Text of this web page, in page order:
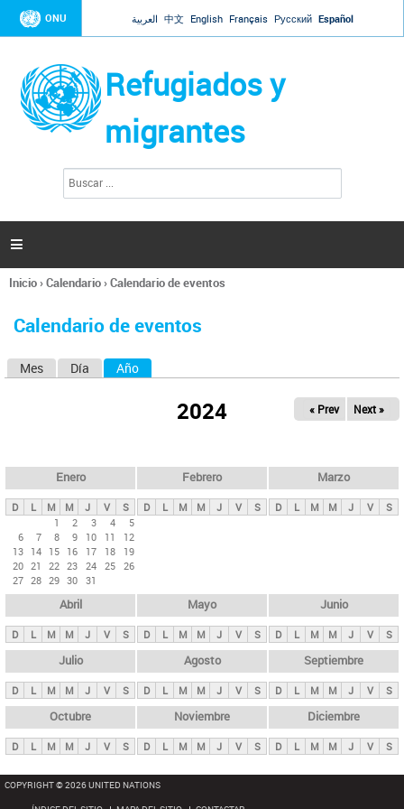
Jump to navigation
ONU العربية 中文 English Français Русский Español
Refugiados y
migrantes
l
d
s

Se
usted
Inicio›Calendario›Calendario de eventos
Calendario de eventos
s
p
n
i
p
a
l
s
Mes Día Año
2024 « Prev Next »
Enero
D L M M J V
S
1
2 3 4
5
6
7 8 9 10 11
12
13 14 15 16 17 18
19
20 21 22 23 24 25 26
27 28 29 30 31
Febrero
D L M M J V S
Marzo
D L M M J V S
Abril
D L M M J V S
Mayo
D L M M J V S
Junio
D L M M J V S
Julio
D L M M J V S
Agosto
D L M M J V S
Septiembre
D L M M J V S
Octubre
D L M M J V S
Noviembre
D L M M J V S
Diciembre
D L M M J V S
COPYRIGHT © 2026 UNITED NATIONS